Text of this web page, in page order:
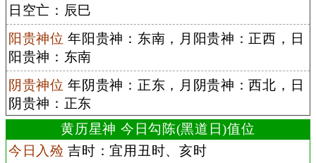
日空亡：辰巳
阳贵神位 年阳贵神：东南，月阳贵神：正西，日
阳贵神：东南
阴贵神位 年阴贵神：正东，月阴贵神：西北，日
阴贵神：正东
黄历星神 今日勾陈(黑道日)值位
今日入殓 吉时：宜用丑时、亥时